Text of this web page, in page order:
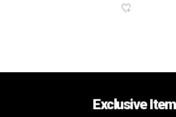
Exclusive Item